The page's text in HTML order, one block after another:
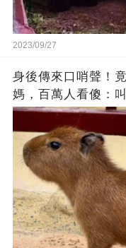
2023/09/27
身後傳來口哨聲！
媽，百萬人看傻：